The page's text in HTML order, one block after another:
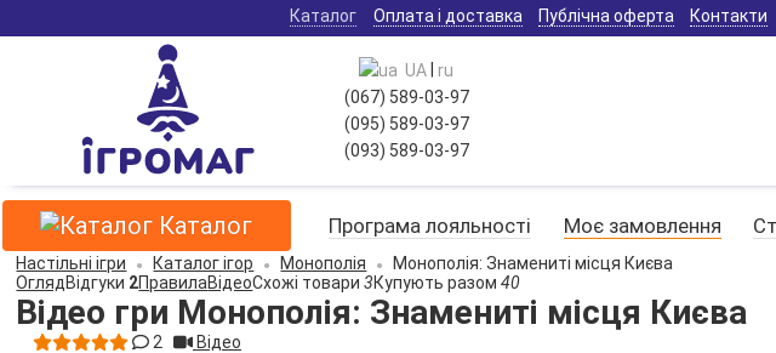
Каталог Оплата і доставка Публічна оферта Контакти
UA
ru
(067) 589-03-97
(095) 589-03-97
(093) 589-03-97
Каталог Програма лояльності Моє замовлення
Настільні ігри Каталог ігор Монополія
Монополія: Знамениті місця Києва
ОглядВідгуки 2ПравилаВідеоСхожі товари3Купують разом40
Відео гри Монополія: Знамениті місця Києва
2 Відео